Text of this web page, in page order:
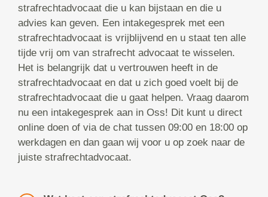
strafrechtadvocaat die u kan bijstaan en die u
advies kan geven. Een intakegesprek met een
strafrechtadvocaat is vrijblijvend en u staat ten alle
tijde vrij om van strafrecht advocaat te wisselen.
Het is belangrijk dat u vertrouwen heeft in de
strafrechtadvocaat en dat u zich goed voelt bij de
strafrechtadvocaat die u gaat helpen. Vraag daarom
nu een intakegesprek aan in Oss! Dit kunt u direct
online doen of via de chat tussen 09:00 en 18:00 op
werkdagen en dan gaan wij voor u op zoek naar de
juiste strafrechtadvocaat.